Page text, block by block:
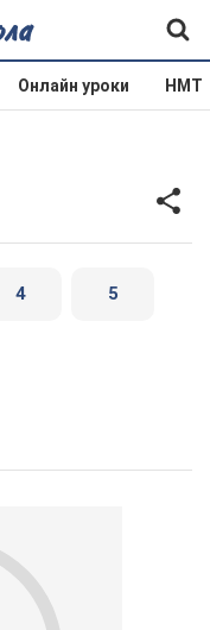
Онлайн уроки НМТ
4 5